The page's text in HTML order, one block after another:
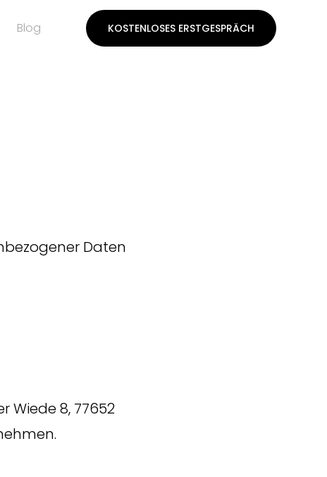
Blog KOSTENLOSES ERSTGESPRÄCH
Daten
Wiede 8, 77652